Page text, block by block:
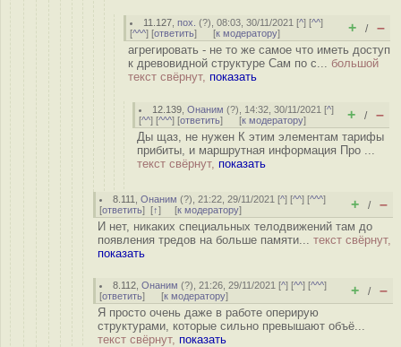
11.127 ,пох. (?), 08:03, 30/11/2021 [^] [^^]
[^^^] [ответить] [к модератору] + / –
агрегировать - не то же самое что иметь доступ
к древовидной структуре Сам по с... большой
текст свёрнут, показать
12.139 ,Онаним (?), 14:32, 30/11/2021 [^]
[^^] [^^^] [ответить] [к модератору] + / –
Ды щаз, не нужен К этим элементам тарифы
прибиты, и маршрутная информация Про ...
текст свёрнут, показать
8.111 ,Онаним (?), 21:22, 29/11/2021 [^] [^^] [^^^]
[ответить] [↑] [к модератору] + / –
И нет, никаких специальных телодвижений там до
появления тредов на больше памяти... текст свёрнут,
показать
8.112 ,Онаним (?), 21:26, 29/11/2021 [^] [^^] [^^^]
[ответить] [к модератору] + / –
Я просто очень даже в работе оперирую
структурами, которые сильно превышают объё...
текст свёрнут, показать